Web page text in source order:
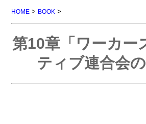
HOME > BOOK >
第10章「ワーカー
ティブ連合会の